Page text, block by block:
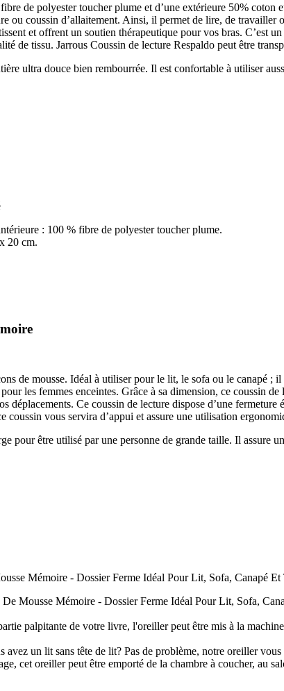
de polyester toucher plume et d’une extérieure 50%
ou coussin d’allaitement. Ainsi, il permet de lire, de travailler
et offrent un soutien thérapeutique pour vos bras. C’est
de tissu. Jarrous Coussin de lecture Respaldo peut être
ultra douce bien rembourrée. Il est confortable à utiliser
: 100 % fibre de polyester toucher plume.
20 cm.
de mousse. Idéal à utiliser pour le lit, le sofa ou le canapé ;
les femmes enceintes. Grâce à sa dimension, ce coussin
déplacements. Ce coussin de lecture dispose d’une
vous servira d’appui et assure une utilisation
pour être utilisé par une personne de grande taille. Il assure
Mémoire - Dossier Ferme Idéal Pour Lit, Sofa, Canapé
Mousse Mémoire - Dossier Ferme Idéal Pour Lit, Sofa,
palpitante de votre livre, l'oreiller peut être mis à la
un lit sans tête de lit? Pas de problème, notre oreiller vous
cet oreiller peut être emporté de la chambre à coucher, au